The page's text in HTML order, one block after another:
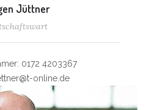
Jüttner
0172 4203367
online.de